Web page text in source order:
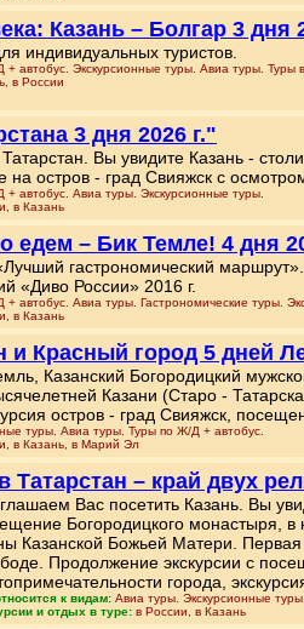
Казань – Болгар 3 дня
индивидуальных туристов.
автобус. Экскурсионные туры. Авиа туры. Туры
в России
3 дня 2026 г."
Вы увидите Казань -
на остров - град Свияжск с
автобус. Авиа туры. Экскурсионные туры.
в Казань
едем – Бик Темле! 4 дня
гастрономический
«Диво России» 2016 г.
автобус. Авиа туры. Гастрономические туры.
в Казань
и Красный город 5 дней
Казанский Богородицкий
Казани (Старо -
остров - град Свияжск,
туры. Авиа туры. Туры по Ж/Д + автобус.
в Казань, в Марий Эл
Татарстан – край двух
Вас посетить Казань. Вы
Богородицкого монастыря, в
Казанской Божьей Матери. Первая
Продолжение экскурсии с
города,
к видам: Авиа туры. Экскурсионные туры.
и отдых в туре: в России, в Казань